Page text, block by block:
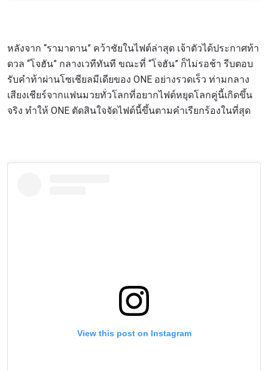
หลังจาก “รามาดาน” คว้าชัยในไฟต์ล่าสุด เจ้าตัวได้ประกาศท้า
ดวล “โจฮัน” กลางเวทีทันที ขณะที่ “โจฮัน” ก็ไม่รอช้า รีบตอบ
รับคำท้าผ่านโซเชียลมีเดียของ ONE อย่างรวดเร็ว ท่ามกลาง
เสียงเชียร์จากแฟนมวยทั่วโลกที่อยากไฟต์หยุดโลกคู่นี้เกิดขึ้น
จริง ทำให้ ONE ตัดสินใจจัดไฟต์นี้ขึ้นตามคำเรียกร้องในที่สุด
View this post on Instagram